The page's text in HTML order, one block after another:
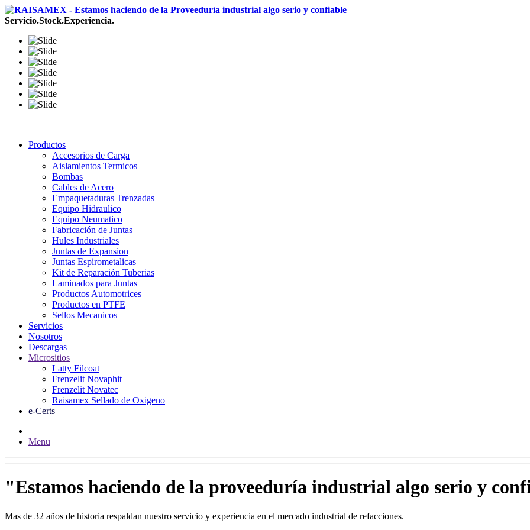
Servicio.Stock.Experiencia.
Productos
Accesorios de Carga
Aislamientos Termicos
Bombas
Cables de Acero
Empaquetaduras Trenzadas
Equipo Hidraulico
Equipo Neumatico
Fabricación de Juntas
Hules Industriales
Juntas de Expansion
Juntas Espirometalicas
Kit de Reparación Tuberias
Laminados para Juntas
Productos Automotrices
Productos en PTFE
Sellos Mecanicos
Servicios
Nosotros
Descargas
Micrositios
Latty Filcoat
Frenzelit Novaphit
Frenzelit Novatec
Raisamex Sellado de Oxigeno
e-Certs
Menu
"Estamos haciendo de la proveeduría industrial algo serio y
Mas de 32 años de historia respaldan nuestro servicio y experiencia en el mercado industrial de refacciones.